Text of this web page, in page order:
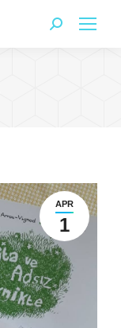
Search:
APR
1